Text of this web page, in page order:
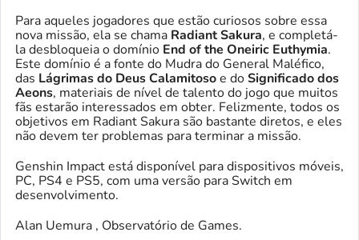
Para aqueles jogadores que estão curiosos sobre essa
nova missão, ela se chama Radiant Sakura, e completá-
la desbloqueia o domínio End of the Oneiric Euthymia.
Este domínio é a fonte do Mudra do General Maléfico,
das Lágrimas do Deus Calamitosoe doSignificado dos
Aeons, materiais de nível de talento do jogo que muitos
fãs estarão interessados ​​em obter. Felizmente, todos os
objetivos em Radiant Sakura são bastante diretos, e eles
não devem ter problemas para terminar a missão.
Genshin Impact está disponível para dispositivos móveis,
PC, PS4 e PS5, com uma versão para Switch em
desenvolvimento.
Alan Uemura , Observatório de Games.